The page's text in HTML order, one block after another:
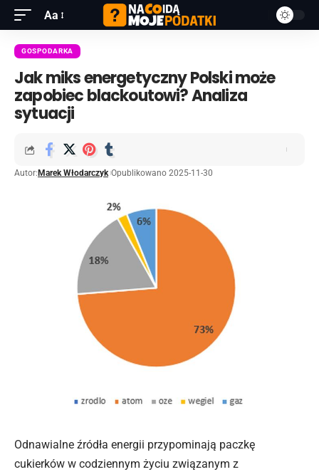
Aa
GOSPODARKA
Jak miks energetyczny Polski może
zapobiec blackoutowi? Analiza
sytuacji
Autor: Marek Włodarczyk Opublikowano 2025-11-30
Odnawialne źródła energii przypominają paczkę
cukierków w codziennym życiu związanym z